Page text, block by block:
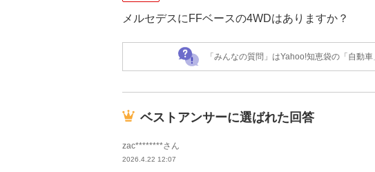
メルセデスにFFベースの4WDはありますか？
「みんなの質問」はYahoo!知恵袋の「自動
ベストアンサーに選ばれた回答
zac********さん
2026.4.22 12:07